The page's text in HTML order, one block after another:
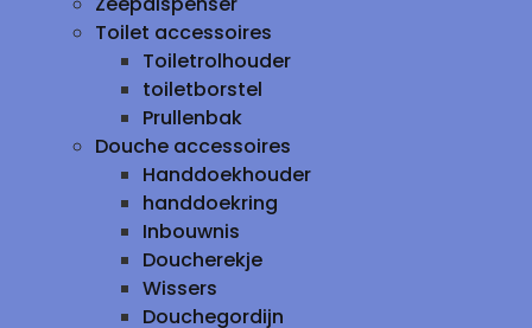
Toilet accessoires
Toiletrolhouder
toiletborstel
Prullenbak
Douche accessoires
Handdoekhouder
handdoekring
Inbouwnis
Doucherekje
Wissers
Douchegordijn